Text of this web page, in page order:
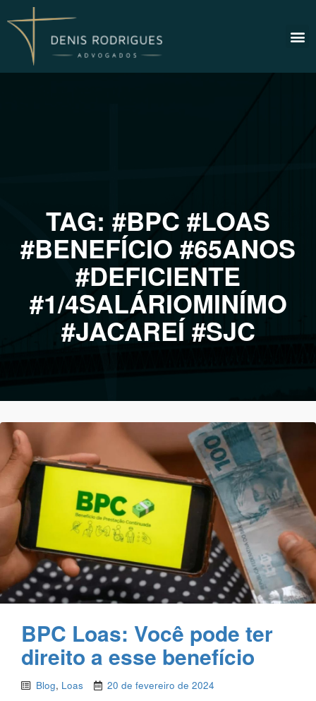
TAG: #BPC #LOAS
#BENEFÍCIO #65ANOS
#DEFICIENTE
#1/4SALÁRIOMINÍMO
#JACAREÍ #SJC
BPC Loas: Você pode ter
direito a esse benefício
Blog, Loas 20 de fevereiro de 2024